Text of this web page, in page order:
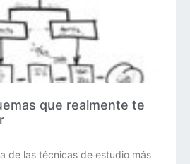
que realmente te
de las técnicas de estudio más